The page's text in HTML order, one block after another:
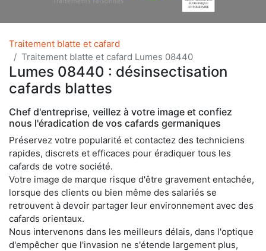
Traitement blatte et cafard
Traitement blatte et cafard Lumes 08440
Lumes 08440 : désinsectisation
cafards blattes
Chef d'entreprise, veillez à votre image et confiez
nous l'éradication de vos cafards germaniques
Préservez votre popularité et contactez des techniciens
rapides, discrets et efficaces pour éradiquer tous les
cafards de votre société.
Votre image de marque risque d'être gravement entachée,
lorsque des clients ou bien même des salariés se
retrouvent à devoir partager leur environnement avec des
cafards orientaux.
Nous intervenons dans les meilleurs délais, dans l'optique
d'empêcher que l'invasion ne s'étende largement plus,